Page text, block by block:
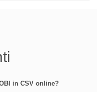
in CSV online?